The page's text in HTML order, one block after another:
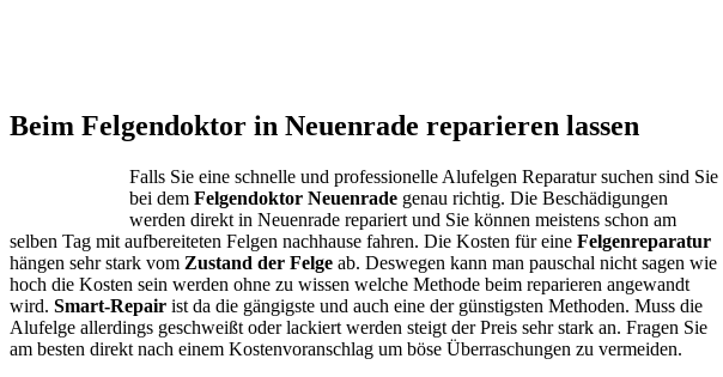
Beim Felgendoktor in Neuenrade reparieren lassen
Falls Sie eine schnelle und professionelle Alufelgen Reparatur suchen sind Sie
bei dem Felgendoktor Neuenrade genau richtig. Die Beschädigungen
werden direkt in Neuenrade repariert und Sie können meistens schon am
selben Tag mit aufbereiteten Felgen nachhause fahren. Die Kosten für eine Felgenreparatur
hängen sehr stark vom Zustand der Felge ab. Deswegen kann man pauschal nicht sagen wie
hoch die Kosten sein werden ohne zu wissen welche Methode beim reparieren angewandt
wird. Smart-Repair ist da die gängigste und auch eine der günstigsten Methoden. Muss die
Alufelge allerdings geschweißt oder lackiert werden steigt der Preis sehr stark an. Fragen Sie
am besten direkt nach einem Kostenvoranschlag um böse Überraschungen zu vermeiden.